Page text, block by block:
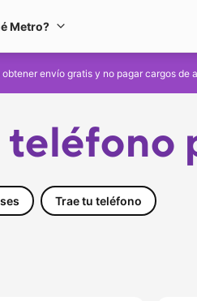
Metro? ¿Por qué Metro?
envío gratis y no pagar cargos de